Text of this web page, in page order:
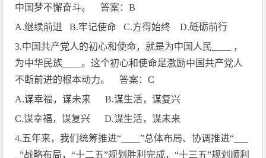
中国梦不懈奋斗。 答案：B
A.继续前进 B.牢记使命 C.方得始终 D.砥砺前行
3.中国共产党人的初心和使命，就是为中国人民
，
为中华民族 ____。这个初心和使命是激励中国共产党人
不断前进的根本动力。 答案：C
A.谋幸福，谋未来 B.谋生活，谋复兴
C.谋幸福，谋复兴 D.谋生活，谋未来
4.五年来，我们统筹推进“ ____”总体布局、协调推进“
_”战略布局，“十二五”规划胜利完成，“十三五”规划顺利